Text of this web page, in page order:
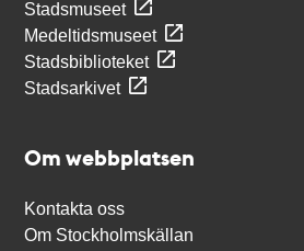
Stadsmuseet
Medeltidsmuseet
Stadsbiblioteket
Stadsarkivet
Om webbplatsen
Kontakta oss
Om Stockholmskällan